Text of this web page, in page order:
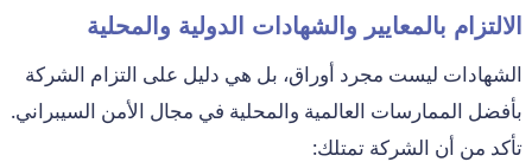
الالتزام بالمعايير والشهادات الدولية والمحلية
الشهادات ليست مجرد أوراق، بل هي دليل على التزام الشركة
بأفضل الممارسات العالمية والمحلية في مجال الأمن السيبراني.
تأكد من أن الشركة تمتلك: